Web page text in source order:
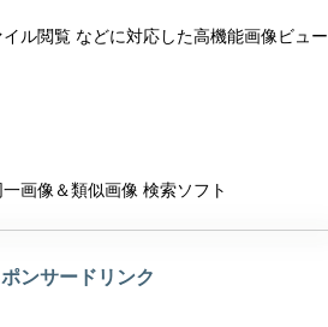
ル閲覧 などに対応した高機能画像ビュー
画像＆類似画像 検索ソフト
ンサードリンク